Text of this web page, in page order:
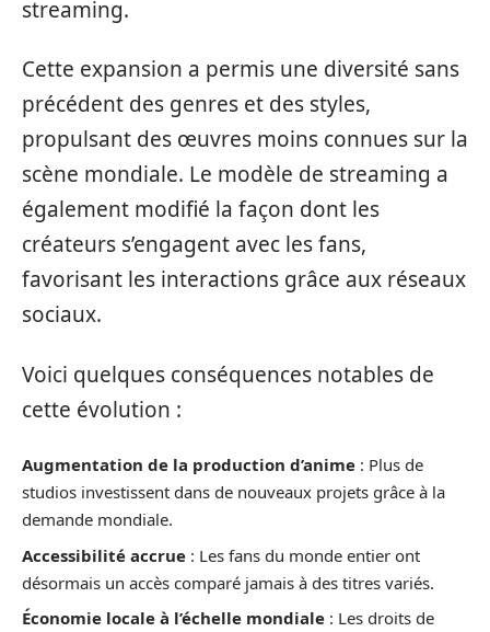
streaming.
Cette expansion a permis une diversité sans
précédent des genres et des styles,
propulsant des œuvres moins connues sur la
scène mondiale. Le modèle de streaming a
également modifié la façon dont les
créateurs s’engagent avec les fans,
favorisant les interactions grâce aux réseaux
sociaux.
Voici quelques conséquences notables de
cette évolution :
Augmentation de la production d’anime : Plus de
studios investissent dans de nouveaux projets grâce à la
demande mondiale.
Accessibilité accrue : Les fans du monde entier ont
désormais un accès comparé jamais à des titres variés.
Économie locale à l’échelle mondiale : Les droits de